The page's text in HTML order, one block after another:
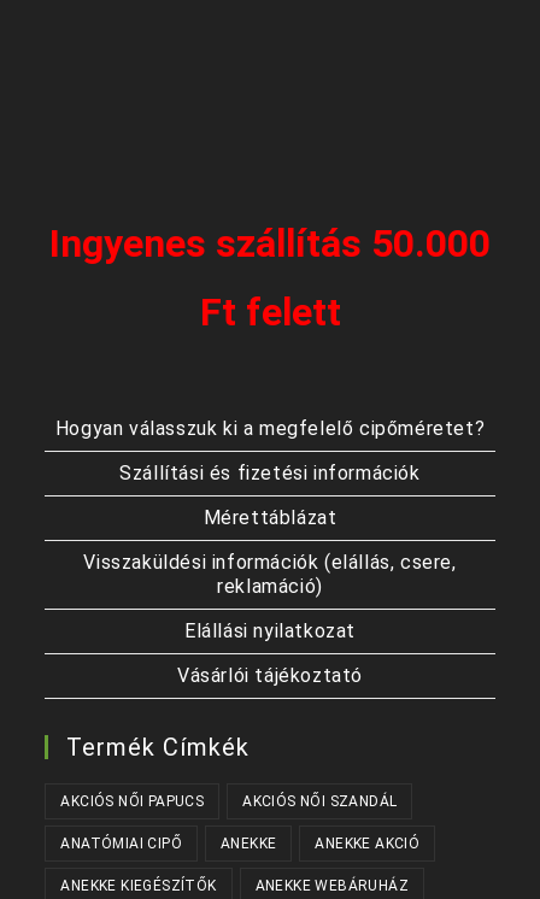
Ingyenes szállítás 50.000
Ft felett
Hogyan válasszuk ki a megfelelő cipőméretet?
Szállítási és fizetési információk
Mérettáblázat
Visszaküldési információk (elállás, csere,
reklamáció)
Elállási nyilatkozat
Vásárlói tájékoztató
Termék Címkék
AKCIÓS NŐI PAPUCS AKCIÓS NŐI SZANDÁL
ANATÓMIAI CIPŐ ANEKKE ANEKKE AKCIÓ
ANEKKE KIEGÉSZÍTŐK ANEKKE WEBÁRUHÁZ